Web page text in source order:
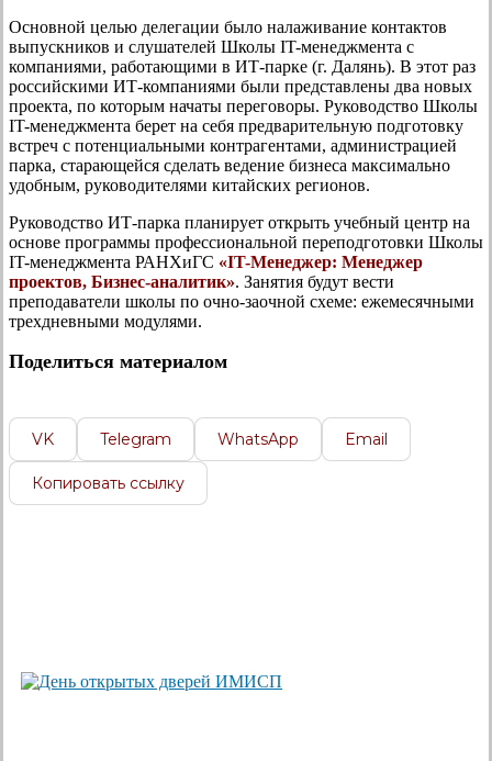
Основной целью делегации было налаживание контактов
выпускников и слушателей Школы IT-менеджмента с
компаниями, работающими в ИТ-парке (г. Далянь). В этот раз
российскими ИТ-компаниями были представлены два новых
проекта, по которым начаты переговоры. Руководство Школы
IT-менеджмента берет на себя предварительную подготовку
встреч с потенциальными контрагентами, администрацией
парка, старающейся сделать ведение бизнеса максимально
удобным, руководителями китайских регионов.
Руководство ИТ-парка планирует открыть учебный центр на
основе программы профессиональной переподготовки Школы
IT-менеджмента РАНХиГС «IT-Менеджер: Менеджер
проектов, Бизнес-аналитик». Занятия будут вести
преподаватели школы по очно-заочной схеме: ежемесячными
трехдневными модулями.
Поделиться материалом
VK Telegram WhatsApp Email
Копировать ссылку